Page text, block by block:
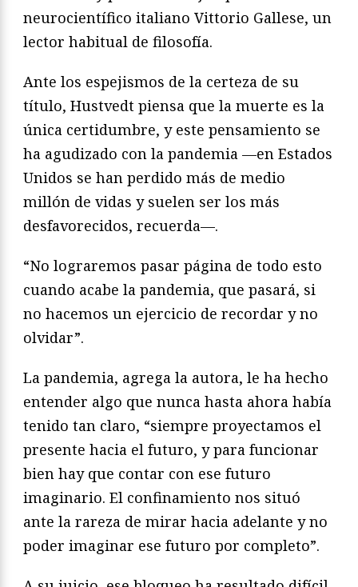
neurocientífico italiano Vittorio Gallese, un
lector habitual de filosofía.
Ante los espejismos de la certeza de su
título, Hustvedt piensa que la muerte es la
única certidumbre, y este pensamiento se
ha agudizado con la pandemia —en Estados
Unidos se han perdido más de medio
millón de vidas y suelen ser los más
desfavorecidos, recuerda—.
“No lograremos pasar página de todo esto
cuando acabe la pandemia, que pasará, si
no hacemos un ejercicio de recordar y no
olvidar”.
La pandemia, agrega la autora, le ha hecho
entender algo que nunca hasta ahora había
tenido tan claro, “siempre proyectamos el
presente hacia el futuro, y para funcionar
bien hay que contar con ese futuro
imaginario. El confinamiento nos situó
ante la rareza de mirar hacia adelante y no
poder imaginar ese futuro por completo”.